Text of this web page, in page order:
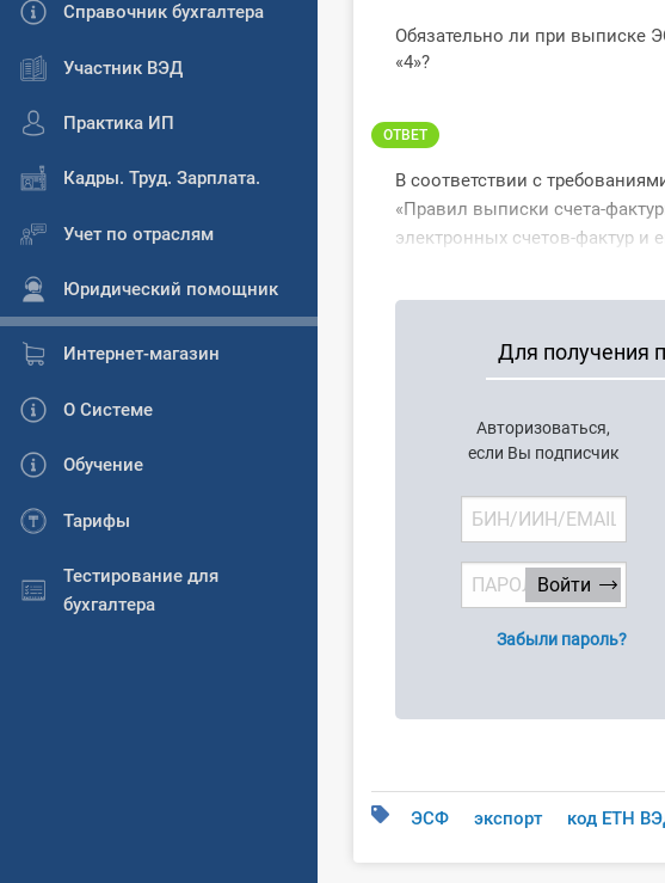
Справочник бухгалтера
Участник ВЭД
Практика ИП
Кадры. Труд. Зарплата.
Учет по отраслям
Юридический помощник
Интернет-магазин
О Системе
Обучение
Тарифы
Тестирование для
бухгалтера
Обязательно ли при выписке
«4»?
ОТВЕТ
В соответствии с
«Правил выписки счета-
электронных счетов-фактур
Для получения
Авторизоваться,
если Вы подписчик
Забыли пароль?
ЭСФ экспорт код ЕТН